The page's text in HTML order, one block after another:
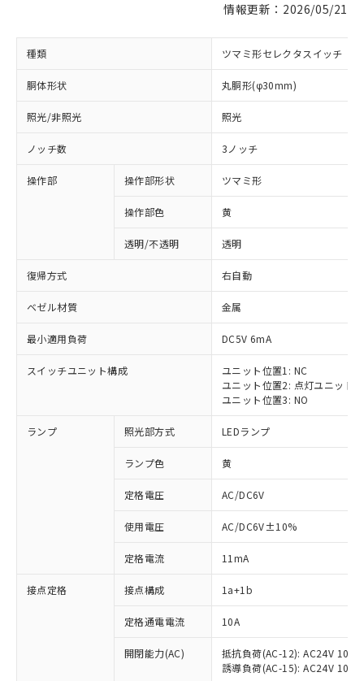
情報更新：2026/05/21
種類 ツマミ形セレクタスイッチ
胴体形状 丸胴形(φ30mm)
照光/非照光 照光
ノッチ数 3ノッチ
操作部 操作部形状 ツマミ形
操作部色 黄
透明/不透明 透明
復帰方式 右自動
ベゼル材質 金属
最小適用負荷 DC5V 6mA
スイッチユニット構成
ユニット位置1: NC
ユニット位置2: 点灯ユニット
ユニット位置3: NO
ランプ 照光部方式 LEDランプ
ランプ色 黄
定格電圧 AC/DC6V
使用電圧 AC/DC6V±10%
定格電流 11mA
接点定格 接点構成 1a+1b
定格通電電流 10A
開閉能力(AC)
抵抗負荷(AC-12): AC24V 10A/
誘導負荷(AC-15): AC24V
ご利用条件
ご利用ください。
非含有に対応した製品が提供可能な商品で
有に対応した製品に切り替える予定のある
対応予定なし：EU RoHS指令（10物質）の
非含有に非対応の商品で、対応品を出す予
定はありません。
調査・確認中：EU RoHS指令（10物質）の